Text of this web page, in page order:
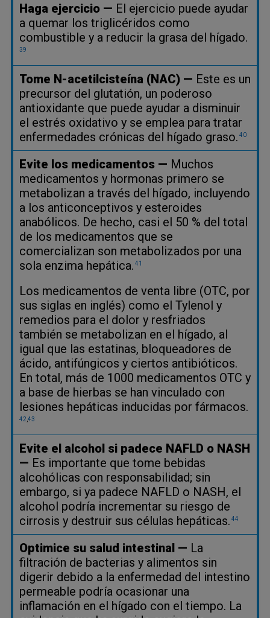
Haga ejercicio — El ejercicio puede ayudar
a quemar los triglicéridos como
combustible y a reducir la grasa del hígado.
39
Tome N-acetilcisteína (NAC) — Este es un
precursor del glutatión, un poderoso
antioxidante que puede ayudar a disminuir
el estrés oxidativo y se emplea para tratar
enfermedades crónicas del hígado graso. 40
Evite los medicamentos — Muchos
medicamentos y hormonas primero se
metabolizan a través del hígado, incluyendo
a los anticonceptivos y esteroides
anabólicos. De hecho, casi el 50 % del total
de los medicamentos que se
comercializan son metabolizados por una
sola enzima hepática. 41
Los medicamentos de venta libre (OTC, por
sus siglas en inglés) como el Tylenol y
remedios para el dolor y resfriados
también se metabolizan en el hígado, al
igual que las estatinas, bloqueadores de
ácido, antifúngicos y ciertos antibióticos.
En total, más de 1000 medicamentos OTC y
a base de hierbas se han vinculado con
lesiones hepáticas inducidas por fármacos.
42 43
Evite el alcohol si padece NAFLD o NASH
— Es importante que tome bebidas
alcohólicas con responsabilidad; sin
embargo, si ya padece NAFLD o NASH, el
alcohol podría incrementar su riesgo de
cirrosis y destruir sus células hepáticas. 44
Optimice su salud intestinal — La
filtración de bacterias y alimentos sin
digerir debido a la enfermedad del intestino
permeable podría ocasionar una
inflamación en el hígado con el tiempo. La